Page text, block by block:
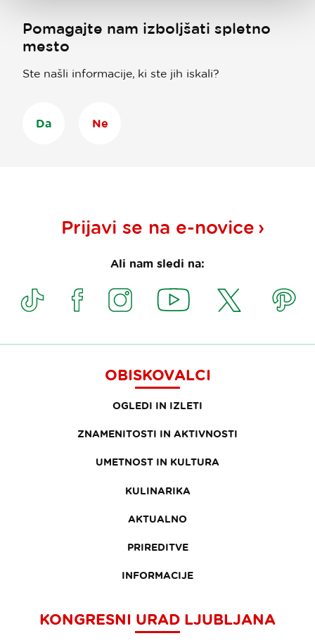
Pomagajte nam izboljšati spletno
mesto
Ste našli informacije, ki ste jih iskali?
Da Ne
Prijavi se na e-novice
Ali nam sledi na:
OBISKOVALCI
OGLEDI IN IZLETI
ZNAMENITOSTI IN AKTIVNOSTI
UMETNOST IN KULTURA
KULINARIKA
AKTUALNO
PRIREDITVE
INFORMACIJE
KONGRESNI URAD LJUBLJANA